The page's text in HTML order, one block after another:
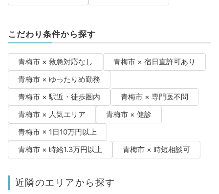
こだわり条件から探す
青梅市 × 救急対応なし
青梅市 × 宿日直許可あり
青梅市 × ゆったりめ勤務
青梅市 × 駅近・徒歩圏内
青梅市 × 専門医不問
青梅市 × 人気エリア
青梅市 × 健診
青梅市 × 1日10万円以上
青梅市 × 時給1.3万円以上
青梅市 × 時短相談可
近隣のエリアから探す